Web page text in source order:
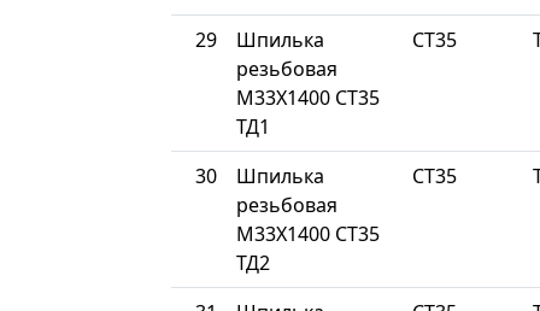
29
Шпилька
резьбовая
М33Х1400 СТ35
ТД1
СТ35
30
Шпилька
резьбовая
М33Х1400 СТ35
ТД2
СТ35